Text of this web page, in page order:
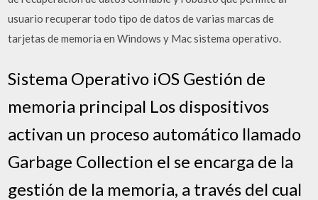
usuario recuperar todo tipo de datos de varias marcas de
tarjetas de memoria en Windows y Mac sistema operativo.
Sistema Operativo iOS Gestión de
memoria principal Los dispositivos
activan un proceso automático llamado
Garbage Collection el se encarga de la
gestión de la memoria, a través del cual